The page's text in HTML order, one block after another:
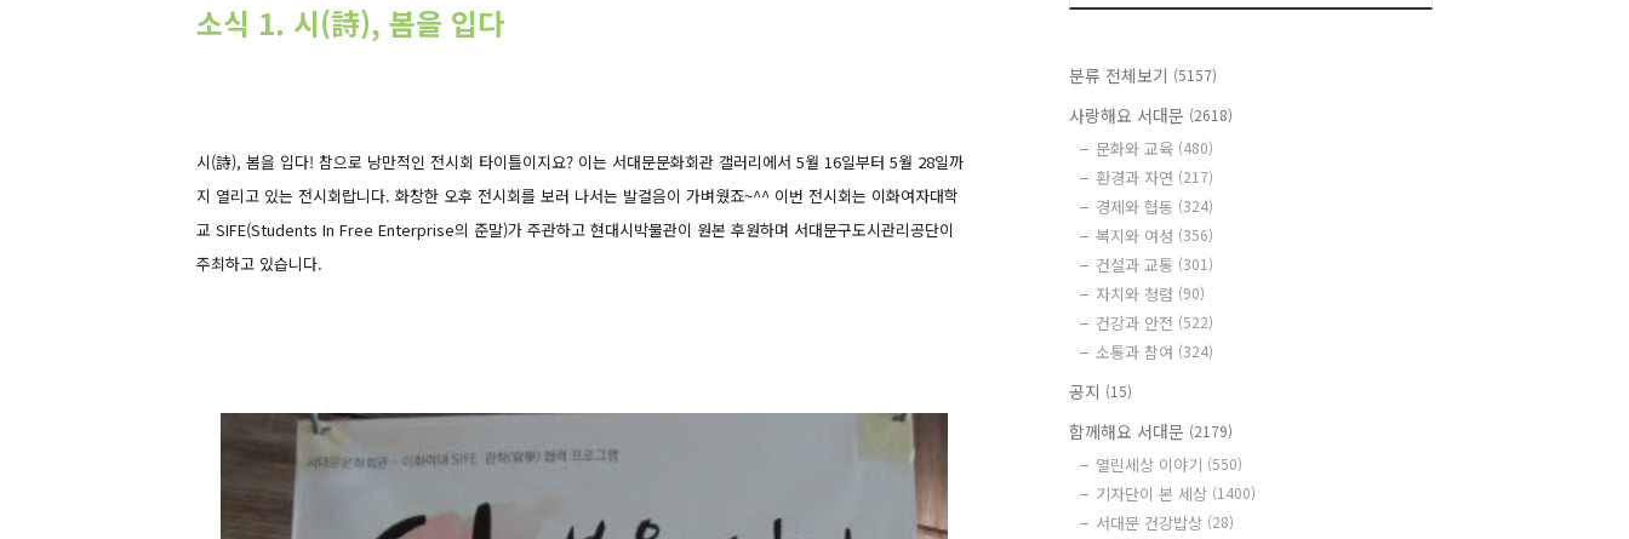
소식 1. 시(詩), 봄을 입다
시(詩), 봄을 입다! 참으로 낭만적인 전시회 타이틀이지요? 이는 서대문문화회관 갤러리에서 5월 16일부터 5월 28일까
지 열리고 있는 전시회랍니다. 화창한 오후 전시회를 보러 나서는 발걸음이 가벼웠죠~^^ 이번 전시회는 이화여자대학
교 SIFE(Students In Free Enterprise의 준말)가 주관하고 현대시박물관이 원본 후원하며 서대문구도시관리공단이
주최하고 있습니다.
분류 전체보기 (5157)
사랑해요 서대문 (2618)
문화와 교육 (480)
환경과 자연 (217)
경제와 협동 (324)
복지와 여성 (356)
건설과 교통 (301)
자치와 청렴 (90)
건강과 안전 (522)
소통과 참여 (324)
공지 (15)
함께해요 서대문 (2179)
열린세상 이야기 (550)
기자단이 본 세상 (1400)
서대문 건강밥상 (28)